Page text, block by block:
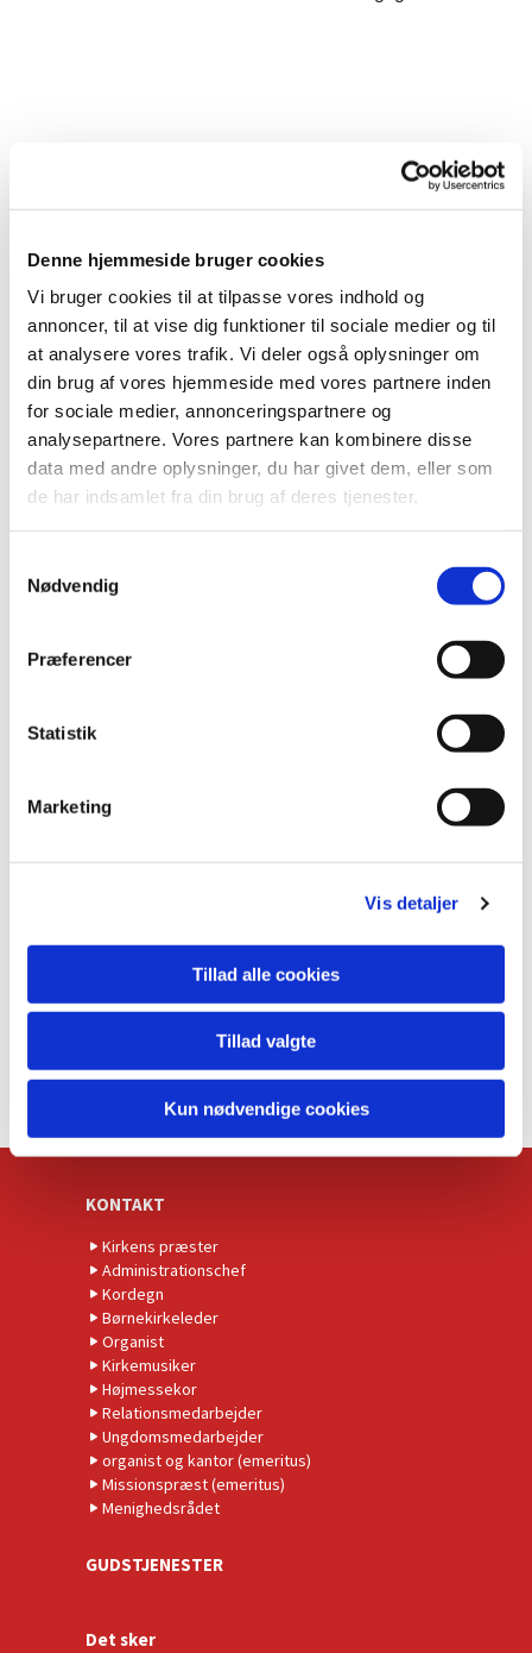
Denne hjemmeside bruger cookies
Vi bruger cookies til at tilpasse vores indhold og
annoncer, til at vise dig funktioner til sociale medier og til
at analysere vores trafik. Vi deler også oplysninger om
din brug af vores hjemmeside med vores partnere inden
for sociale medier, annonceringspartnere og
analysepartnere. Vores partnere kan kombinere disse
data med andre oplysninger, du har givet dem, eller som
de har indsamlet fra din brug af deres tjenester.
Nødvendig
Præferencer
Statistik
Marketing
Vis detaljer
Tillad alle cookies
Tillad valgte
Kun nødvendige cookies
Du vil måske også kunne lide...
KONTAKT
Kirkens præster
Administrationschef
Kordegn
Børnekirkeleder
Organist
Kirkemusiker
Højmessekor
Relationsmedarbejder
Ungdomsmedarbejder
organist og kantor (emeritus)
Missionspræst (emeritus)
Menighedsrådet
GUDSTJENESTER
Det sker